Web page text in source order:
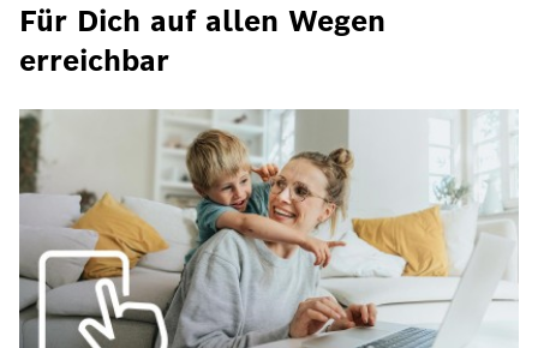
Für Dich auf allen Wegen
erreichbar